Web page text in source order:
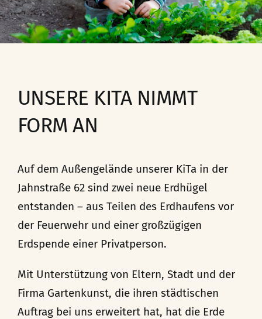
UNSERE KITA NIMMT
FORM AN
Auf dem Außengelände unserer KiTa in der
Jahnstraße 62 sind zwei neue Erdhügel
entstanden – aus Teilen des Erdhaufens vor
der Feuerwehr und einer großzügigen
Erdspende einer Privatperson.
Mit Unterstützung von Eltern, Stadt und der
Firma Gartenkunst, die ihren städtischen
Auftrag bei uns erweitert hat, hat die Erde